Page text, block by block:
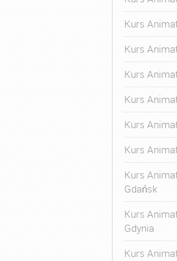
Kurs
Kurs
Kurs
Kurs
Kurs
Kurs
Kurs
Gdańsk
Kurs
Gdynia
Kurs